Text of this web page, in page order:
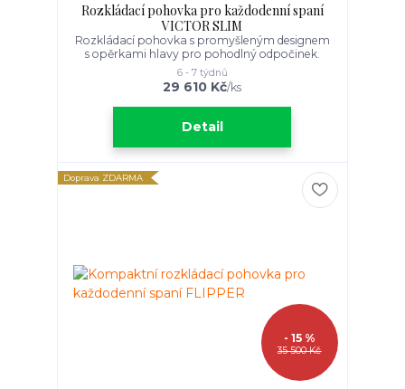
Rozkládací pohovka pro každodenní spaní
VICTOR SLIM
Rozkládací pohovka s promyšleným designem
s opěrkami hlavy pro pohodlný odpočinek.
29 610 Kč/ks
6 - 7 týdnů
Detail
Doprava ZDARMA
35 500 Kč
- 15 %